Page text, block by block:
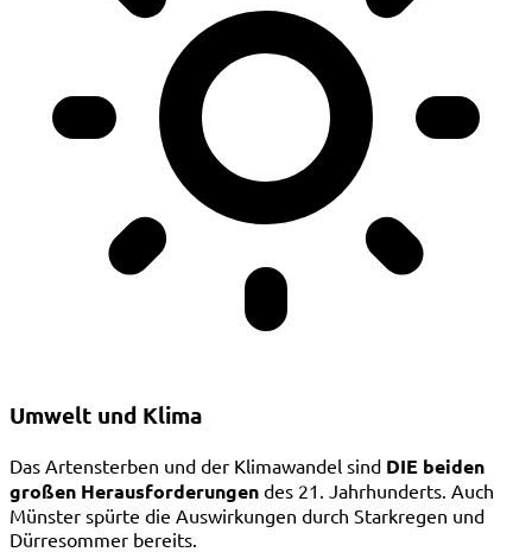
Umwelt und Klima
Das Artensterben und der Klimawandel sind DIE beiden
großen Herausforderungen des 21. Jahrhunderts. Auch
Münster spürte die Auswirkungen durch Starkregen und
Dürresommer bereits.